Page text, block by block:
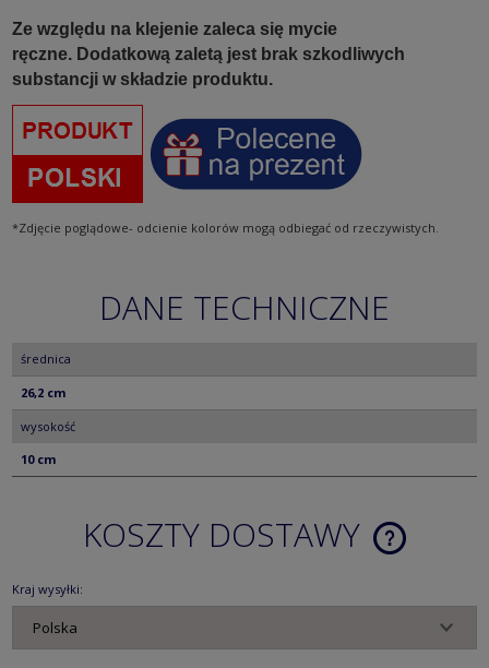
Ze względu na klejenie zaleca się mycie
ręczne. Dodatkową zaletą jest brak szkodliwych
substancji w składzie produktu.
*Zdjęcie poglądowe- odcienie kolorów mogą odbiegać od rzeczywistych.
DANE TECHNICZNE
średnica
26,2 cm
wysokość
10 cm
KOSZTY DOSTAWY
CENA NIE
Kraj wysyłki: